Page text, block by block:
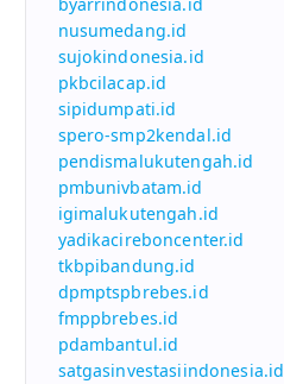
nusumedang.id
sujokindonesia.id
pkbcilacap.id
sipidumpati.id
spero-smp2kendal.id
pendismalukutengah.id
pmbunivbatam.id
igimalukutengah.id
yadikacireboncenter.id
tkbpibandung.id
dpmptspbrebes.id
fmppbrebes.id
pdambantul.id
satgasinvestasiindonesia.id